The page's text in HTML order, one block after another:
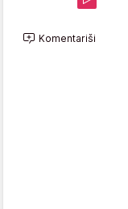
Komentariši